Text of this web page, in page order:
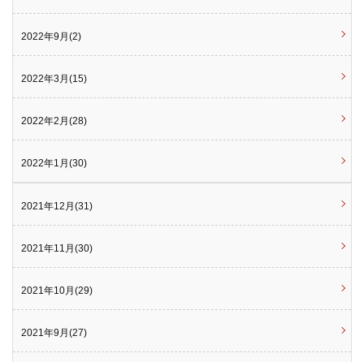
2022年9月(2)
2022年3月(15)
2022年2月(28)
2022年1月(30)
2021年12月(31)
2021年11月(30)
2021年10月(29)
2021年9月(27)